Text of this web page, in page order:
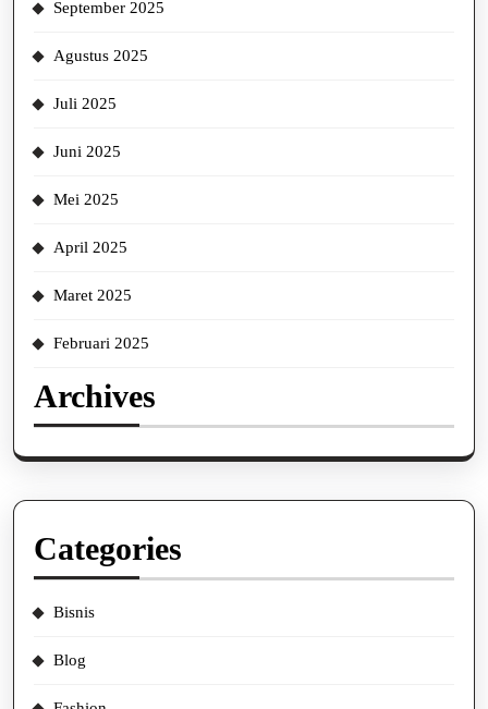
September 2025
Agustus 2025
Juli 2025
Juni 2025
Mei 2025
April 2025
Maret 2025
Februari 2025
Archives
Categories
Bisnis
Blog